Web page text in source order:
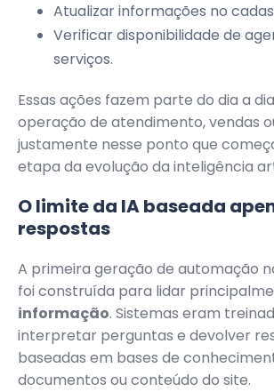
Atualizar informações no
Verificar disponibilidade de
serviços.
Essas ações fazem parte do dia a
operação de atendimento, vendas
justamente nesse ponto que
etapa da evolução da inteligência
O limite da IA baseada
respostas
A primeira geração de automação
foi construída para lidar
informação. Sistemas eram
interpretar perguntas e devolver
baseadas em bases de
documentos ou conteúdo do site.